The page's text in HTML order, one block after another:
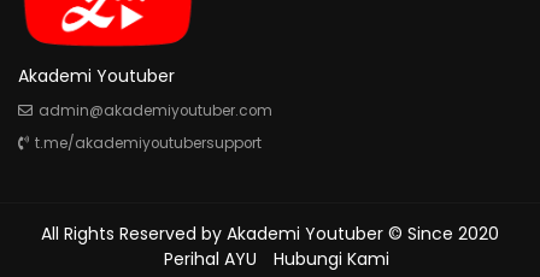
Akademi Youtuber
admin@akademiyoutuber.com
t.me/akademiyoutubersupport
All Rights Reserved by Akademi Youtuber © Since 2020
Perihal AYU
Hubungi Kami